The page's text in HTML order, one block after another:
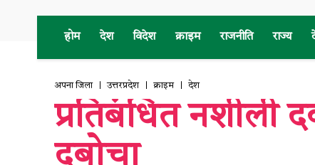
होम देश विदेश क्राइम राजनीति राज्य
अपना जिला उत्तरप्रदेश क्राइम देश
प्रतिबंधित नशीली
दबोचा